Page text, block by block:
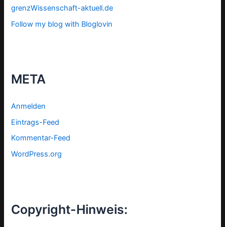
grenzWissenschaft-aktuell.de
Follow my blog with Bloglovin
META
Anmelden
Eintrags-Feed
Kommentar-Feed
WordPress.org
Copyright-Hinweis: